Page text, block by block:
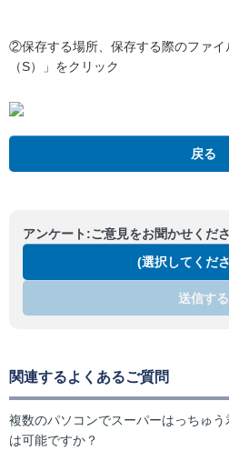
②保存する場所、保存する際のファイ
（S）」をクリック
戻る
アンケート:ご意見をお聞かせくだ
(選択してくだ
送信する
関連するよくあるご質問
複数のパソコンでスーパーはっちゅう
は可能ですか？